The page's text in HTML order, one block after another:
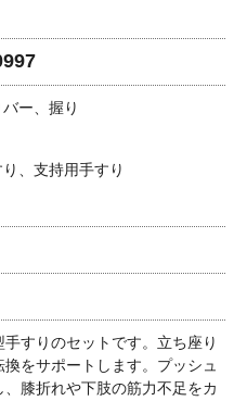
ー、握り
、支持用手すり
すりのセットです。立ち座り
をサポートします。プッシュ
膝折れや下肢の筋力不足をカ